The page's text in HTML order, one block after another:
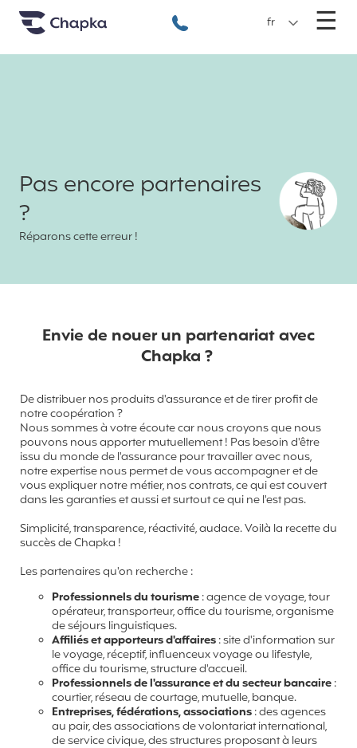
Chapka Assurances Voyages
+33 1 74 85 50 50
fr ☰
Pas encore partenaires
?
Réparons cette erreur !
Envie de nouer un partenariat avec
Chapka ?
De distribuer nos produits d'assurance et de tirer profit de
notre coopération ?
Nous sommes à votre écoute car nous croyons que nous
pouvons nous apporter mutuellement ! Pas besoin d'être
issu du monde de l'assurance pour travailler avec nous,
notre expertise nous permet de vous accompagner et de
vous expliquer notre métier, nos contrats, ce qui est couvert
dans les garanties et aussi et surtout ce qui ne l'est pas.
Simplicité, transparence, réactivité, audace. Voilà la recette du
succès de Chapka !
Les partenaires qu'on recherche :
Professionnels du tourisme: agence de voyage, tour
opérateur, transporteur, office du tourisme, organisme
de séjours linguistiques.
Affiliés et apporteurs d'affaires: site d'information sur
le voyage, réceptif, influenceux voyage ou lifestyle,
office du tourisme, structure d'accueil.
Professionnels de l'assurance et du secteur bancaire:
courtier, réseau de courtage, mutuelle, banque.
Entreprises, fédérations, associations: des agences
au pair, des associations de volontariat international,
de service civique, des structures proposant à leurs